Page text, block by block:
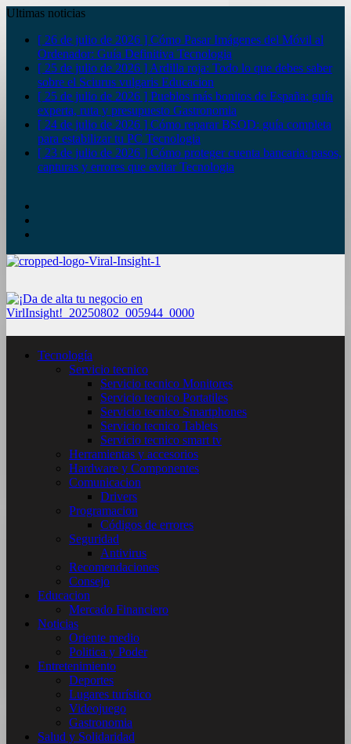
Ultimas noticias
[ 26 de julio de 2026 ] Cómo Pasar Imágenes del Móvil al
Ordenador: Guía Definitiva Tecnologia
[ 25 de julio de 2026 ] Ardilla roja: Todo lo que debes saber
sobre el Sciurus vulgaris Educacion
[ 25 de julio de 2026 ] Pueblos más bonitos de España: guía
experta, ruta y presupuesto Gastronomia
[ 24 de julio de 2026 ] Cómo reparar BSOD: guía completa
para estabilizar tu PC Tecnologia
[ 23 de julio de 2026 ] Cómo proteger cuenta bancaria: pasos,
capturas y errores que evitarTecnologia
Tecnología
Servicio tecnico
Servicio tecnico Monitores
Servicio tecnico Portatiles
Servicio tecnico Smartphones
Servicio tecnico Tablets
Servicio tecnico smart tv
Herramientas y accesorios
Hardware y Componentes
Comunicacion
Drivers
Programacion
Códigos de errores
Seguridad
Antivirus
Recomendaciones
Consejo
Educacion
Mercado Financiero
Noticias
Oriente medio
Politica y Poder
Entretenimiento
Deportes
Lugares turístico
Videojuego
Gastronomia
Salud y Solidaridad